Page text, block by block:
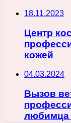
18.11.2023
Центр
кожей
04.03.2024
Вызов
любимца